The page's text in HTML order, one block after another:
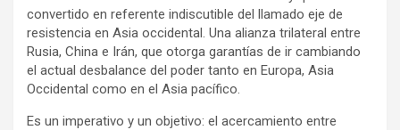
convertido en referente indiscutible del llamado eje de
resistencia en Asia occidental. Una alianza trilateral entre
Rusia, China e Irán, que otorga garantías de ir cambiando
el actual desbalance del poder tanto en Europa, Asia
Occidental como en el Asia pacífico.
Es un imperativo y un objetivo: el acercamiento entre